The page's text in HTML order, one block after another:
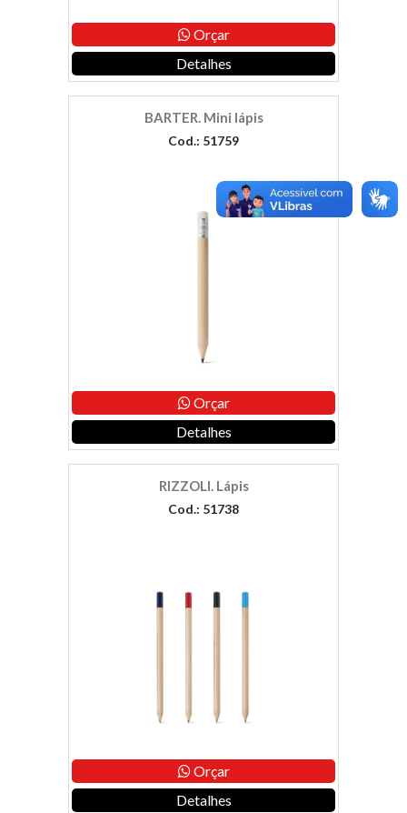
Orçar
Detalhes
BARTER. Mini lápis
Cod.: 51759
Orçar
Detalhes
RIZZOLI. Lápis
Cod.: 51738
Orçar
Detalhes